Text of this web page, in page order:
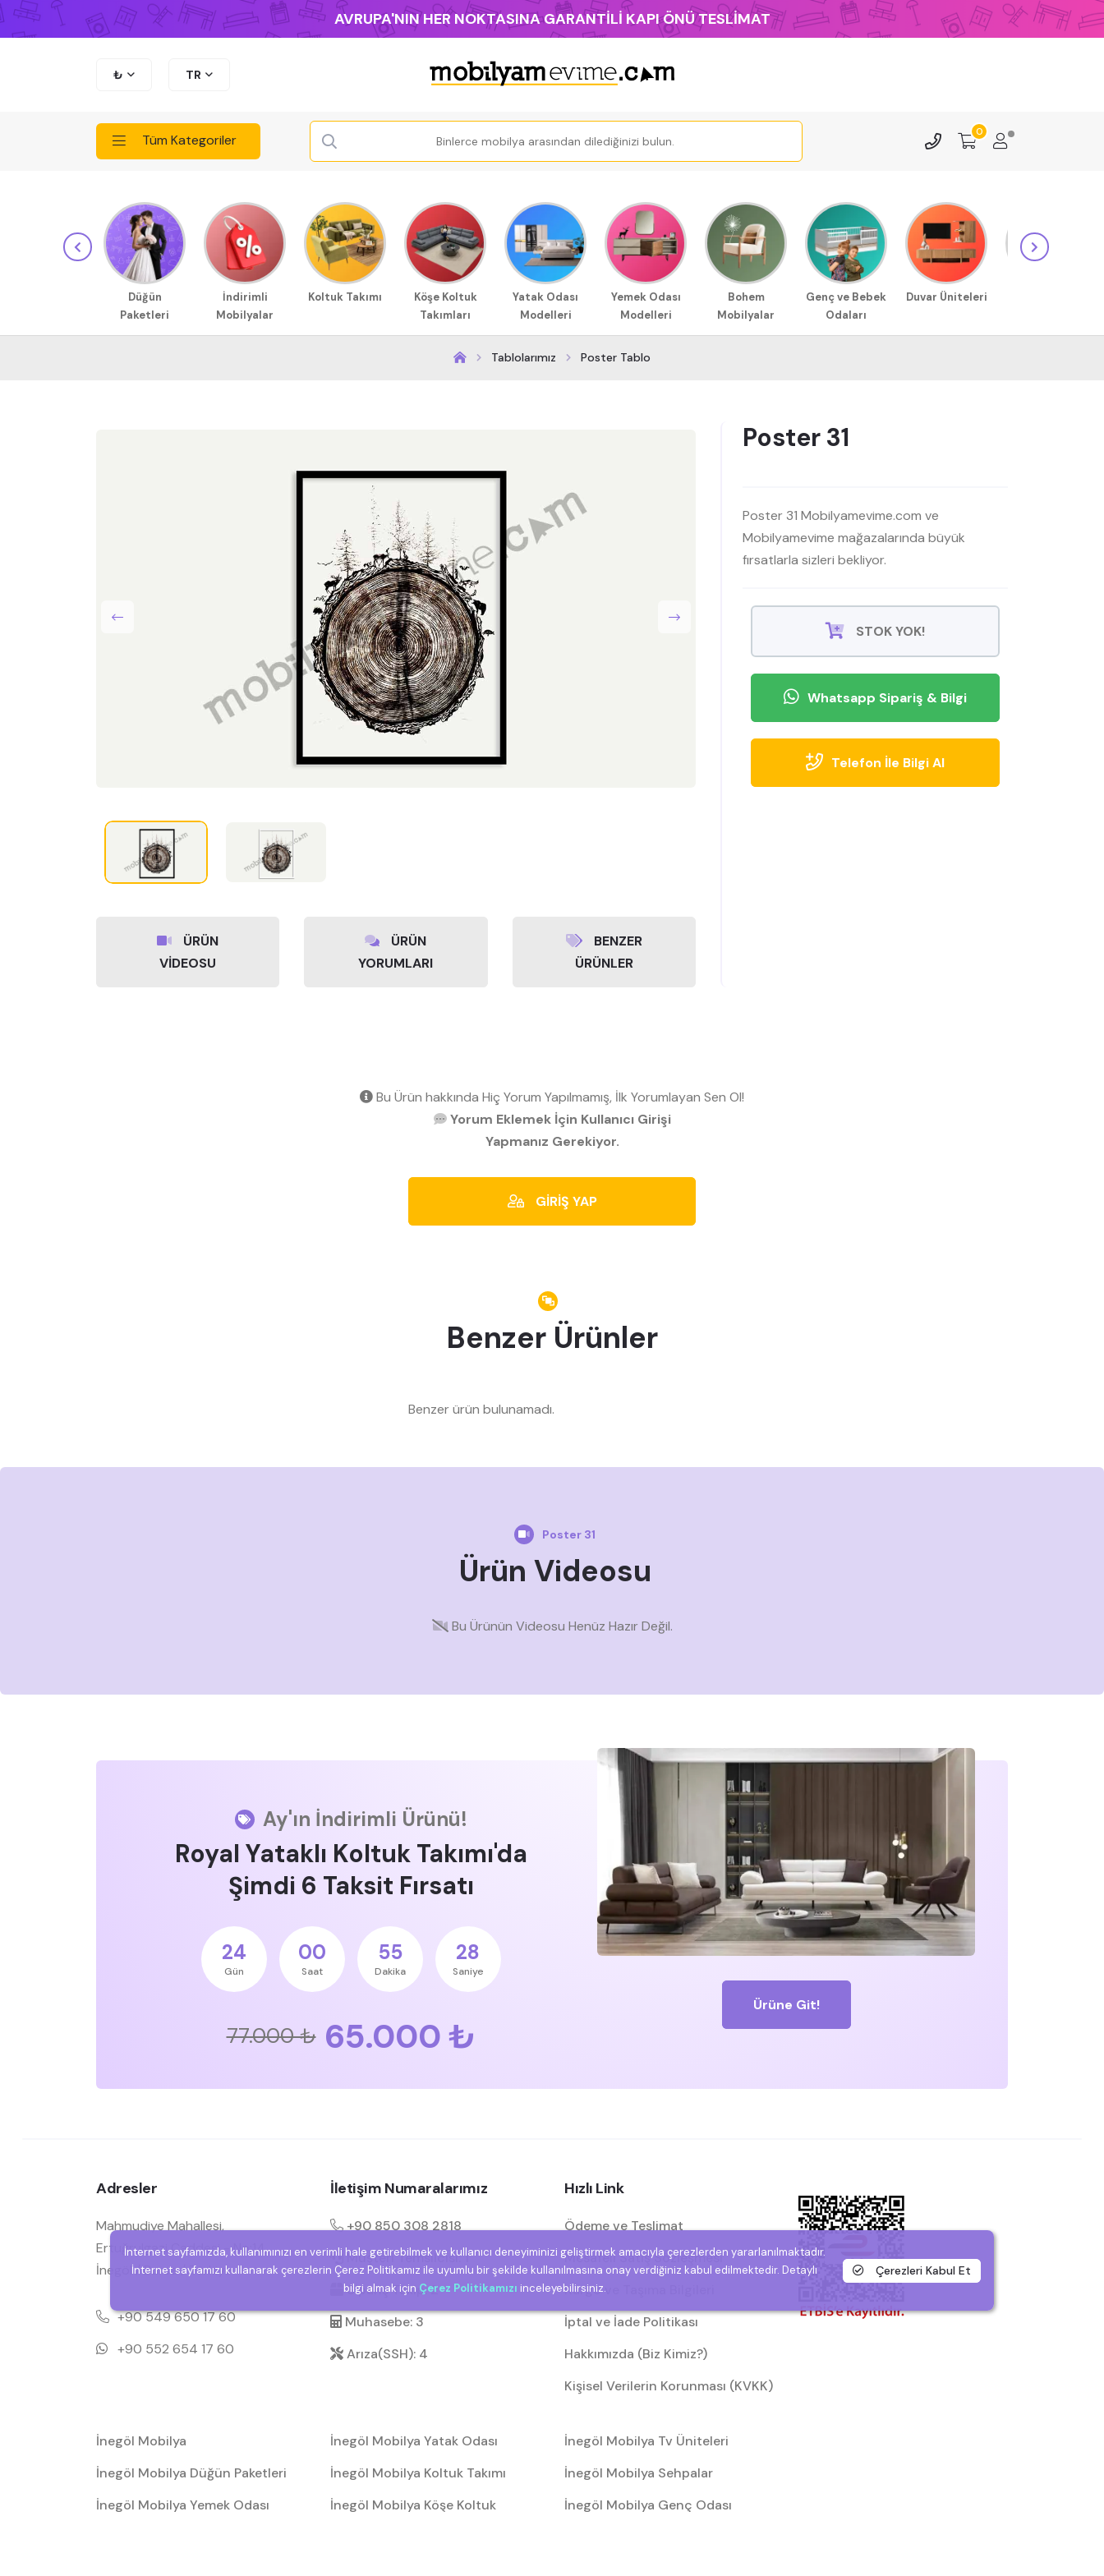
AVRUPA'NIN HER NOKTASINA GARANTİLİ KAPI ÖNÜ TESLİMAT
₺ TR
Tüm Kategoriler 0
Düğün
Paketleri
İndirimli
Mobilyalar
Koltuk Takımı
Köşe Koltuk
Takımları
Yatak Odası
Modelleri
Yemek Odası
Modelleri
Bohem
Mobilyalar
Genç ve Bebek
Odaları
Duvar Üniteleri
Tablolarımız Poster Tablo
ÜRÜN
VİDEOSU
ÜRÜN
YORUMLARI
BENZER
ÜRÜNLER
Poster 31
Poster 31 Mobilyamevime.com ve
Mobilyamevime mağazalarında büyük
fırsatlarla sizleri bekliyor.
STOK YOK!
Whatsapp Sipariş & Bilgi
Telefon İle Bilgi Al
Bu Ürün hakkında Hiç Yorum Yapılmamış, İlk Yorumlayan Sen Ol!
Yorum Eklemek İçin Kullanıcı Girişi
Yapmanız Gerekiyor.
GİRİŞ YAP
Benzer Ürünler
Benzer ürün bulunamadı.
Poster 31
Ürün Videosu
Bu Ürünün Videosu Henüz Hazır Değil.
Ay'ın İndirimli Ürünü!
Royal Yataklı Koltuk Takımı'da
Şimdi 6 Taksit Fırsatı
24
Gün
00
Saat
55
Dakika
27
Saniye
77.000 ₺ 65.000 ₺
Ürüne Git!
Adresler
Mahmudiye Mahallesi,
Ertuğrulgazi Caddesi - No:14,
İnegöl / Bursa / Türkiye
+90 549 650 17 60
+90 552 654 17 60
İletişim Numaralarımız
+90 850 308 2818
Müşteri Temsilcisi: 1
Sipariş Takip: 2
Muhasebe: 3
Arıza(SSH): 4
Hızlı Link
Ödeme ve Teslimat
Mesafeli Satış Sözleşmesi
Kargo ve Taşıma Bilgileri
İptal ve İade Politikası
Hakkımızda (Biz Kimiz?)
Kişisel Verilerin Korunması (KVKK)
İnegöl Mobilya
İnegöl Mobilya Düğün Paketleri
İnegöl Mobilya Yemek Odası
İnegöl Mobilya Yatak Odası
İnegöl Mobilya Koltuk Takımı
İnegöl Mobilya Köşe Koltuk
İnegöl Mobilya Tv Üniteleri
İnegöl Mobilya Sehpalar
İnegöl Mobilya Genç Odası
İnternet sayfamızda, kullanımınızı en verimli hale getirebilmek ve kullanıcı deneyiminizi geliştirmek amacıyla çerezlerden yararlanılmaktadır.
İnternet sayfamızı kullanarak çerezlerin Çerez Politikamız ile uyumlu bir şekilde kullanılmasına onay verdiğiniz kabul edilmektedir. Detaylı
bilgi almak için Çerez Politikamızı inceleyebilirsiniz.
Çerezleri Kabul Et